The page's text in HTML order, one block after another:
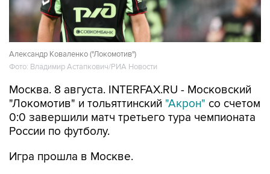
Александр Коваленко ("Локомотив")
Фото: Владимир Астапкович/РИА Новости
Москва. 8 августа. INTERFAX.RU - Московский
"Локомотив" и тольяттинский "Акрон" со счетом
0:0 завершили матч третьего тура чемпионата
России по футболу.
Игра прошла в Москве.